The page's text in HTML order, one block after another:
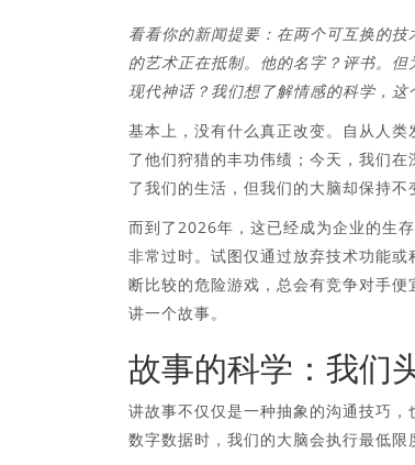
看看你的新闻提要：在两个可互换的
的艺术正在抵制。他的名字？评书。
现代神话？我们想了解情感的科学，这
基本上，没有什么真正改变。自从人
了他们狩猎的丰功伟绩；今天，我们
了我们的生活，但我们的大脑却保持不
而到了2026年，这已经成为企业的生
非常过时。试图仅通过放弃技术功能
断比较的危险游戏，总会有竞争对手
讲一个故事。
故事的科学：我们
讲故事不仅仅是一种抽象的沟通技巧
数字数据时，我们的大脑会执行最低限